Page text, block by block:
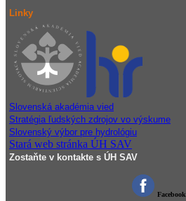
Linky
Slovenská akadémia vied
Stratégia ľudských zdrojov vo výskume
Slovenský výbor pre hydrológiu
Stará web stránka ÚH SAV
Zostaňte v kontakte s ÚH SAV
Facebook